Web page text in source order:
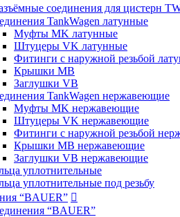
соединения для цистерн
TankWagen латунные
Муфты MK латунные
Штуцеры VK латунные
Фитинги с наружной резьбой
Крышки MB
Заглушки VB
TankWagen нержавеющие
Муфты MK нержавеющие
Штуцеры VK нержавеющие
Фитинги с наружной резьбой
Крышки MB нержавеющие
Заглушки VB нержавеющие
уплотнительные
уплотнительные под резьбу
“BAUER” 
“BAUER”